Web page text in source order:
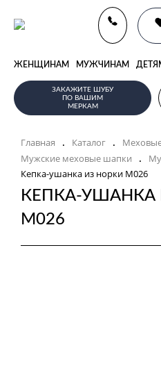
ЖЕНЩИНАМ МУЖЧИНАМ
ЗАКАЖИТЕ ШУБУ
ПО ВАШИМ
МЕРКАМ
Главная . Каталог .
Мужские меховые шапки .
Кепка-ушанка из норки M026
КЕПКА-УШАНКА
M026